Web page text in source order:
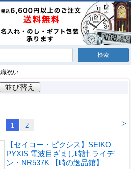
祝い
並び替え
>
1 2
【セイコー・ピクシス】SEIKO
PYXIS 電波目ざまし時計 ライデ
ン・NR537K 【時の逸品館】